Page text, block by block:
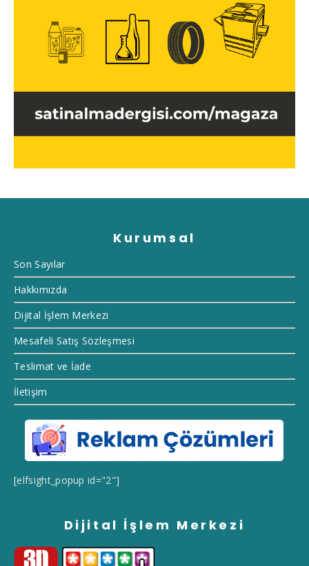
Kurumsal
Son Sayılar
Hakkımızda
Dijital İşlem Merkezi
Mesafeli Satış Sözleşmesi
Teslimat ve İade
İletişim
[elfsight_popup id="2"]
Dijital İşlem Merkezi